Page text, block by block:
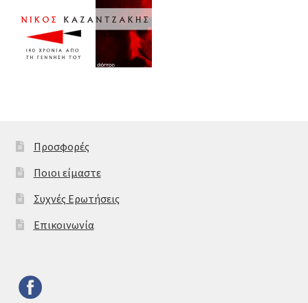
Προσφορές
Ποιοι είμαστε
Συχνές Ερωτήσεις
Επικοινωνία